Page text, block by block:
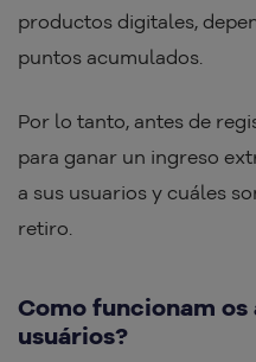
productos digitales,
puntos acumulados.
Por lo tanto, antes de
para ganar un ingreso
a sus usuarios y cuáles
retiro.
Como funcionam os
usuários?